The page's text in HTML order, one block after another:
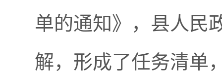
单的通知》，县人民
解，形成了任务清单